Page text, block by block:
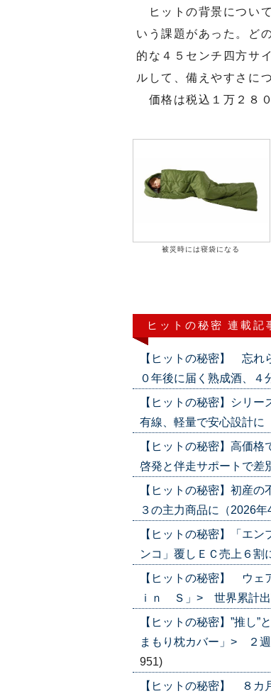
ヒットの背景につい
いう課題があった。ど
的な４５センチ四方サ
ルして、備えやすさに
価格は税込１万２８０
被災時には寝袋になる
ヒットの秘密 連載記
【ヒットの秘密】 忘
０年後に届く熟成酒、４
【ヒットの秘密】シリ
有線、軽量で安心設計に
【ヒットの秘密】高価
啓発と伴走サポートで差
【ヒットの秘密】初産
３の主力商品に（2026
【ヒットの秘密】「エ
ンコ」覆しＥＣ売上６割
【ヒットの秘密】 ウ
ｉｎ Ｓ」> 世界累計出
【ヒットの秘密】”推し
まもり枕カバー」> ２
951)
【ヒットの秘密】 ８カ